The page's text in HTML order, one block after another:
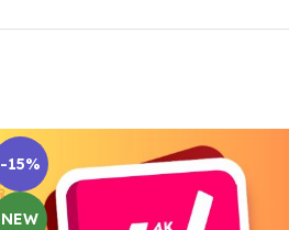
-15%
NEW